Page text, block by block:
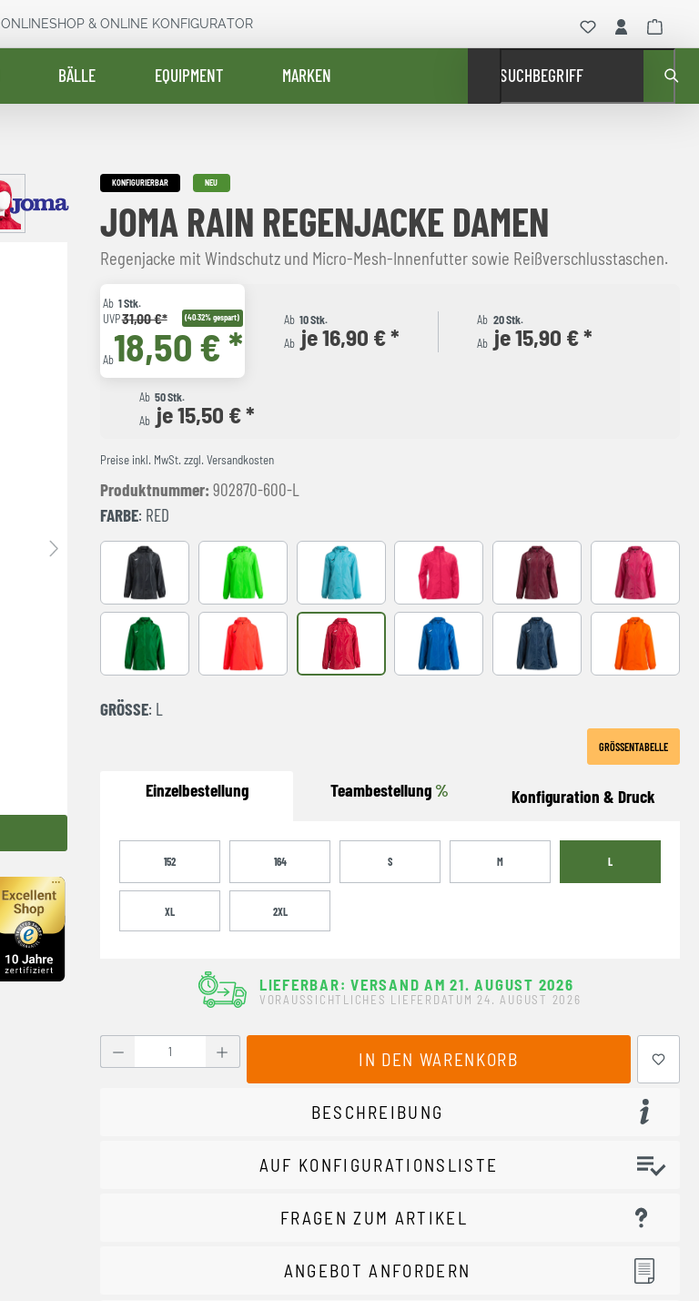
& ONLINE KONFIGURATOR
BÄLLE EQUIPMENT MARKEN SUCHBEGRIFF
KONFIGURIERBAR NEU
JOMA RAIN REGENJACKE DAMEN
Regenjacke mit Windschutz und Micro-Mesh-Innenfutter sowie Reißverschlusstaschen.
Ab 1 Stk.
UVP31,00 €* (40.32% gespart)
Ab18,50 € *
Ab 10 Stk.
Ab je 16,90 € *
Ab 20 Stk.
Ab je 15,90 € *
Ab 50 Stk.
Ab je 15,50 € *
Preise inkl. MwSt. zzgl. Versandkosten
Produktnummer: 902870-600-L
FARBE: RED
Black FLUOR GREEN FLUOR TURQUOISE VIOLET burgundy fuchsia
GREEN NARANJA FLUOR red royal Navy orange
GRÖSSE : L
GRÖSSENTABELLE
Einzelbestellung Teambestellung % Konfiguration & Druck
152 164 S M L
XL 2XL
LIEFERBAR: VERSAND AM 21. AUGUST 2026
VORAUSSICHTLICHES LIEFERDATUM 24. AUGUST 2026
Produkt Anzahl: Gib den gewünschten Wert ein oder benutze die Schaltflächen
IN DEN WARENKORB
BESCHREIBUNG
AUF KONFIGURATIONSLISTE
FRAGEN ZUM ARTIKEL
ANGEBOT ANFORDERN